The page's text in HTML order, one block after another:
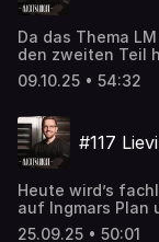
Einstellung zum
Da das Thema
den zweiten Teil
was Ihr tun
sauer wird oder
ausgesprochen
er jetzt einfach
sich!
09.10.25 • 54:32
#117
Heute wird’s
auf Ingmars Plan
geht’s darum,
25.09.25 • 50:01